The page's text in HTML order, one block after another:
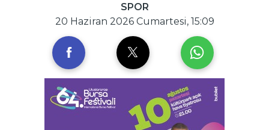
SPOR
20 Haziran 2026 Cumartesi, 15:09